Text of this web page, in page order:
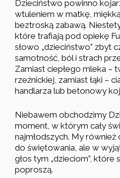
Dzieciństwo powinno
wtuleniem w matkę,
beztroską zabawą.
które trafiają pod opiekę
słowo „dzieciństwo” zbyt
samotność, ból i strach
Zamiast ciepłego mleka –
rzeźnickiej, zamiast łąki –
handlarza lub betonowy
Niebawem obchodzimy
moment, w którym cały
najmłodszych. My również
do świętowania, ale w
głos tym „dzieciom”, które
poproszą.